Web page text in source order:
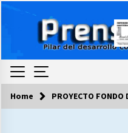
COLUMNISTA
Home PROYECTO FONDO